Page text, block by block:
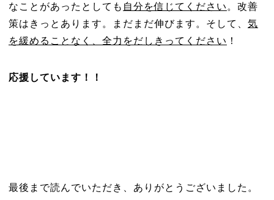
なことがあったとしても 自分を信じてください 。改善
策はきっとあります。まだまだ伸びます。そして、 気
を緩めることなく、全力をだしきってください ！
応援しています！！
最後まで読んでいただき、ありがとうございました。